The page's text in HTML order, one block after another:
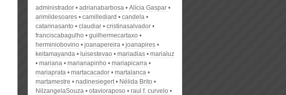
administrador adrianabarbosa
Alícia Gaspar
arimildesoares
camillediard
candela
catarinasanto
claudiar
cristinasalvador
franciscabagulho
guilhermecartaxo
herminiobovino
joanapereira
joanapires
keitamayanda
luisestevao mariadias
marialuz
mariana
marianapinho
mariapicarra
mariaprata
martacacador
martalanca
martamestre
nadinesiegert
Nélida Brito
NilzangelaSouza
otavioraposo
raul f. curvelo